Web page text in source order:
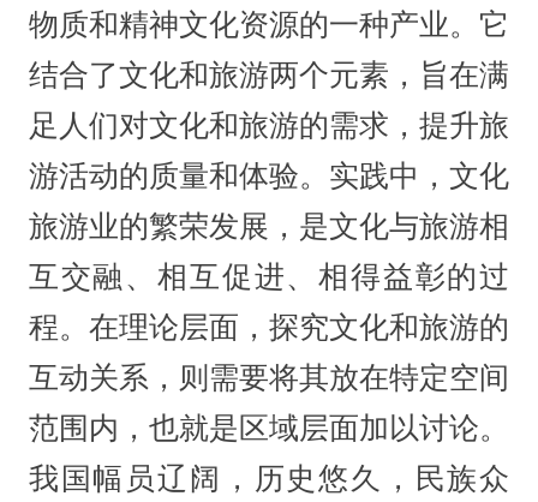
物质和精神文化资源的一种产业。它
结合了文化和旅游两个元素，旨在满
足人们对文化和旅游的需求，提升旅
游活动的质量和体验‌。实践中，文化
旅游业的繁荣发展，是文化与旅游相
互交融、相互促进、相得益彰的过
程。在理论层面，探究文化和旅游的
互动关系，则需要将其放在特定空间
范围内，也就是区域层面加以讨论。
我国幅员辽阔，历史悠久，民族众